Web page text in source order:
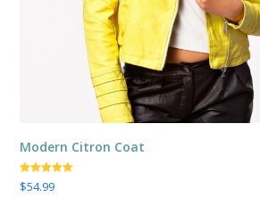
Modern Citron Coat
Valorado
con5.00
El
$54.99El